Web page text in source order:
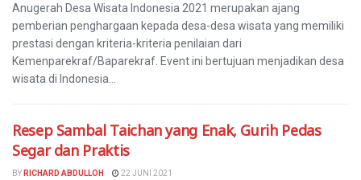
Anugerah Desa Wisata Indonesia 2021 merupakan ajang
pemberian penghargaan kepada desa-desa wisata yang memiliki
prestasi dengan kriteria-kriteria penilaian dari
Kemenparekraf/Baparekraf. Event ini bertujuan menjadikan desa
wisata di Indonesia...
Resep Sambal Taichan yang Enak, Gurih Pedas
Segar dan Praktis
BY RICHARD ABDULLOH 22 JUNI 2021